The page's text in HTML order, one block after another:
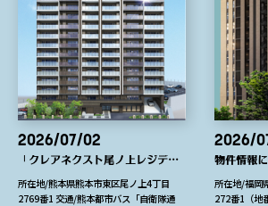
2026/07/02
「クレアネクスト尾ノ上レジデンス」最終1邸です
所在地/熊本県熊本市東区尾ノ上4丁目
2769番1 交通/熊本都市バス「自衛隊通
2026/
所在地/福岡
272番1（地